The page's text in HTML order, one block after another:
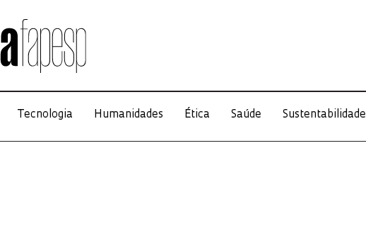
Tecnologia Humanidades Ética Saúde Sustentabilidade